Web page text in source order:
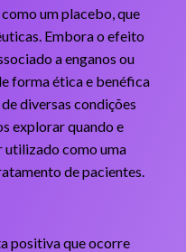
um placebo, que
Embora o efeito
a enganos ou
forma ética e benéfica
diversas condições
explorar quando e
utilizado como uma
de pacientes.
positiva que ocorre